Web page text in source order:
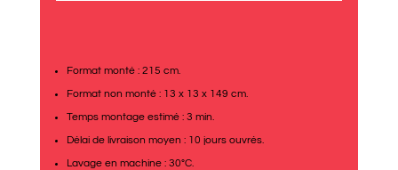
Format monté : 215 cm.
Format non monté : 13 x 13 x 149 cm.
Temps montage estimé : 3 min.
Délai de livraison moyen : 10 jours ouvrés.
Lavage en machine : 30°C.